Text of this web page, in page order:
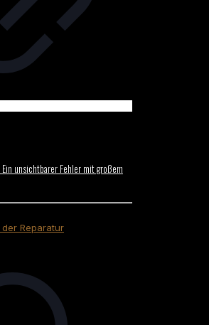
unsichtbarer Fehler mit großem